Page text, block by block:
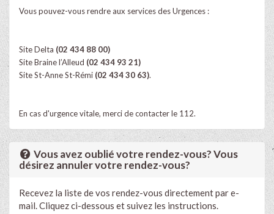
Vous pouvez-vous rendre aux services des Urgences :
Site Delta (02 434 88 00)
Site Braine l’Alleud (02 434 93 21)
Site St-Anne St-Rémi (02 434 30 63).
En cas d'urgence vitale, merci de contacter le 112.
Vous avez oublié votre rendez-vous? Vous
désirez annuler votre rendez-vous?
Recevez la liste de vos rendez-vous directement par e-
mail. Cliquez ci-dessous et suivez les instructions.